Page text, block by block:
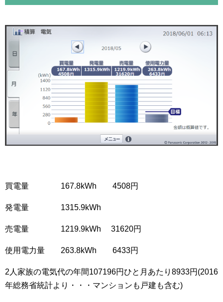
買電量 167.8kWh 4508円
発電量 1315.9kWh
売電量 1219.9kWh 31620円
使用電力量 263.8kWh 6433円
2人家族の電気代の年間107196円ひと月あたり8933円(2016
年総務省統計より・・・マンションも戸建も含む)